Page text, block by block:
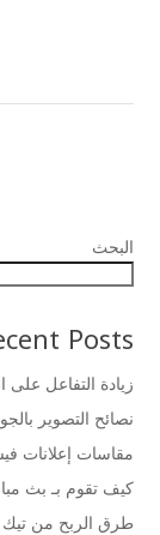
البحث
Posts
زيادة التفاعل على انستقرام
نصائح التصوير بالجوال – 11 نصيحة
مقاسات إعلانات
كيف تقوم بـ بث مباشر
طرق الربح من تيك توك – 4 طرق